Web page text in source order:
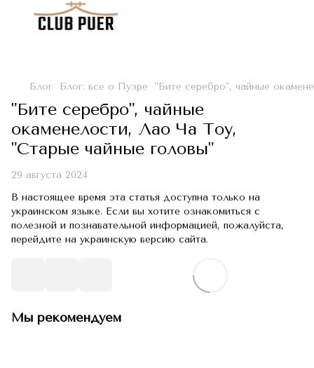
Блог Блог: все о Пуэре "Бите серебро", чайные
"Бите серебро", чайные
окаменелости, Лао Ча Тоу,
"Старые чайные головы"
29 августа 2024
В настоящее время эта статья доступна только на
украинском языке. Если вы хотите ознакомиться с
полезной и познавательной информацией, пожалуйста,
перейдите на украинскую версию сайта.
Мы рекомендуем